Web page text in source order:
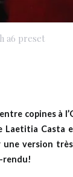
a6 preset
copines à
Laetitia Casta
une version
rendu!